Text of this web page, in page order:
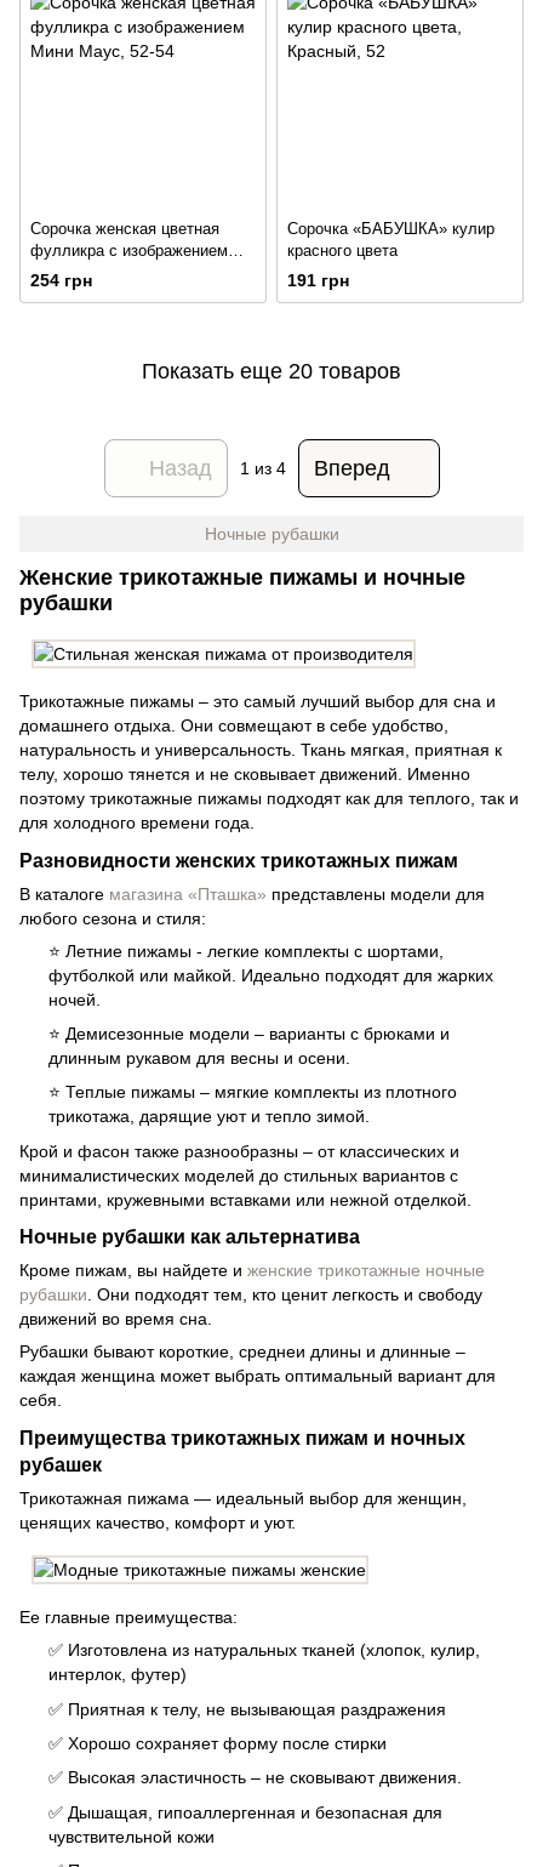
Сорочка женская цветная
фулликра с изображением
Мини Маус
254 грн
Сорочка «БАБУШКА» кулир
красного цвета
191 грн
Показать еще 20 товаров
Назад 1 из 4 Вперед
Ночные рубашки
Женские трикотажные пижамы и ночные
рубашки
Трикотажные пижамы – это самый лучший выбор для сна и
домашнего отдыха. Они совмещают в себе удобство,
натуральность и универсальность. Ткань мягкая, приятная к
телу, хорошо тянется и не сковывает движений. Именно
поэтому трикотажные пижамы подходят как для теплого, так и
для холодного времени года.
Разновидности женских трикотажных пижам
В каталоге магазина «Пташка» представлены модели для
любого сезона и стиля:
⭐ Летние пижамы - легкие комплекты с шортами,
футболкой или майкой. Идеально подходят для жарких
ночей.
⭐ Демисезонные модели – варианты с брюками и
длинным рукавом для весны и осени.
⭐ Теплые пижамы – мягкие комплекты из плотного
трикотажа, дарящие уют и тепло зимой.
Крой и фасон также разнообразны – от классических и
минималистических моделей до стильных вариантов с
принтами, кружевными вставками или нежной отделкой.
Ночные рубашки как альтернатива
Кроме пижам, вы найдете и женские трикотажные ночные
рубашки. Они подходят тем, кто ценит легкость и свободу
движений во время сна.
Рубашки бывают короткие, среднеи длины и длинные –
каждая женщина может выбрать оптимальный вариант для
себя.
Преимущества трикотажных пижам и ночных
рубашек
Трикотажная пижама — идеальный выбор для женщин,
ценящих качество, комфорт и уют.
Ее главные преимущества:
✅ Изготовлена из натуральных тканей (хлопок, кулир,
интерлок, футер)
✅ Приятная к телу, не вызывающая раздражения
✅ Хорошо сохраняет форму после стирки
✅ Высокая эластичность – не сковывают движения.
✅ Дышащая, гипоаллергенная и безопасная для
чувствительной кожи